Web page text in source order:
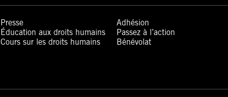
Presse
Éducation aux droits humains
Cours sur les droits humains
Adhésion
Passez à l’action
Bénévolat